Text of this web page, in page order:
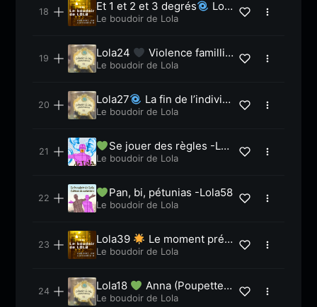
Et 1 et 2 et 3 degrés
Lola
35
Le boudoir de Lola
Lola24
Violence famillial
e
Le boudoir de Lola
Lola27
La fin de l’individ
u autonome
Le boudoir de Lola
Se jouer des règles -Lol
a64
Le boudoir de Lola
Pan, bi, pétunias -Lola58
Le boudoir de Lola
Lola39
Le moment prés
ent
Le boudoir de Lola
Lola18
Anna (Poupette)
à la ferme
Le boudoir de Lola